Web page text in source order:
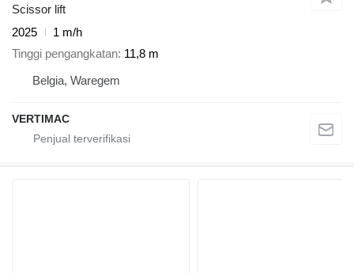
Scissor lift
2025
1 m/h
Tinggi pengangkatan 11,8 m
Belgia, Waregem
VERTIMAC